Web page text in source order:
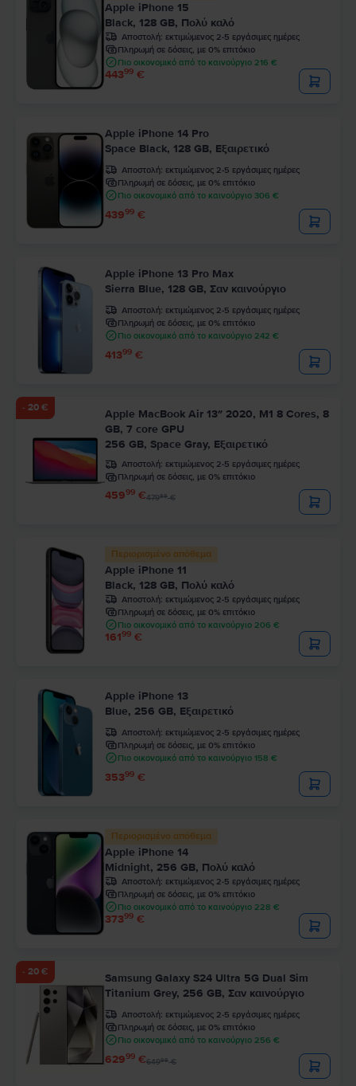
Apple iPhone 15
Black, 128 GB, Πολύ καλό
Αποστολή: εκτιμώμενος 2-5 εργάσιμες ημέρες
Πληρωμή σε δόσεις, με 0% επιτόκιο
Πιο οικονομικό από το καινούργιο 216 €
44399 €
Apple iPhone 14 Pro
Space Black, 128 GB, Εξαιρετικό
Αποστολή: εκτιμώμενος 2-5 εργάσιμες ημέρες
Πληρωμή σε δόσεις, με 0% επιτόκιο
Πιο οικονομικό από το καινούργιο 306 €
43999 €
Apple iPhone 13 Pro Max
Sierra Blue, 128 GB, Σαν καινούργιο
Αποστολή: εκτιμώμενος 2-5 εργάσιμες ημέρες
Πληρωμή σε δόσεις, με 0% επιτόκιο
Πιο οικονομικό από το καινούργιο 242 €
41399 €
- 20 €
Apple MacBook Air 13″ 2020, M1 8 Cores, 8
GB, 7 core GPU
256 GB, Space Gray, Εξαιρετικό
Αποστολή: εκτιμώμενος 2-5 εργάσιμες ημέρες
Πληρωμή σε δόσεις, με 0% επιτόκιο
45999 €47999€
Περιορισμένο απόθεμα
Apple iPhone 11
Black, 128 GB, Πολύ καλό
Αποστολή: εκτιμώμενος 2-5 εργάσιμες ημέρες
Πληρωμή σε δόσεις, με 0% επιτόκιο
Πιο οικονομικό από το καινούργιο 206 €
16199 €
Apple iPhone 13
Blue, 256 GB, Εξαιρετικό
Αποστολή: εκτιμώμενος 2-5 εργάσιμες ημέρες
Πληρωμή σε δόσεις, με 0% επιτόκιο
Πιο οικονομικό από το καινούργιο 158 €
35399 €
Περιορισμένο απόθεμα
Apple iPhone 14
Midnight, 256 GB, Πολύ καλό
Αποστολή: εκτιμώμενος 2-5 εργάσιμες ημέρες
Πληρωμή σε δόσεις, με 0% επιτόκιο
Πιο οικονομικό από το καινούργιο 228 €
37399 €
- 20 €
Samsung Galaxy S24 Ultra 5G Dual Sim
Titanium Grey, 256 GB, Σαν καινούργιο
Αποστολή: εκτιμώμενος 2-5 εργάσιμες ημέρες
Πληρωμή σε δόσεις, με 0% επιτόκιο
Πιο οικονομικό από το καινούργιο 256 €
62999 €64999€